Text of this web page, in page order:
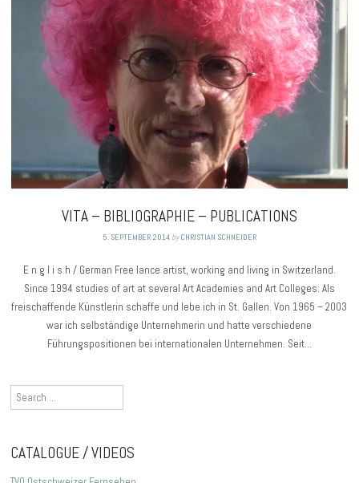
VITA – BIBLIOGRAPHIE – PUBLICATIONS
5. SEPTEMBER 2014byCHRISTIAN SCHNEIDER
E n g l i s h / German Free lance artist, working and living in Switzerland.
Since 1994 studies of art at several Art Academies and Art Colleges: Als
freischaffende Künstlerin schaffe und lebe ich in St. Gallen. Von 1965 – 2003
war ich selbständige Unternehmerin und hatte verschiedene
Führungspositionen bei internationalen Unternehmen. Seit…
Search
for:
CATALOGUE / VIDEOS